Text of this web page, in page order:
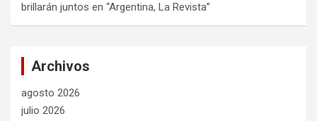
brillarán juntos en “Argentina, La Revista”
Archivos
agosto 2026
julio 2026